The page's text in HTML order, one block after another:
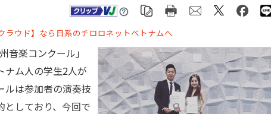
ラウド】なら日系のチロロネットベトナムへ
楽コンクール」
ナム人の学生2人が
ルは参加者の演奏技
としており、今回で